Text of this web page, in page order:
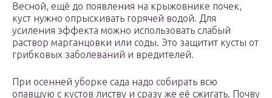
Весной, ещё до появления на крыжовнике почек,
куст нужно опрыскивать горячей водой. Для
усиления эффекта можно использовать слабый
раствор марганцовки или соды. Это защитит кусты от
грибковых заболеваний и вредителей.
При осенней уборке сада надо собирать всю
опавшую с кустов листву и сразу же её сжигать. Почву